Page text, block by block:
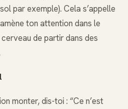
par exemple). Cela s’appelle
ton attention dans le
de partir dans des
monter, dis-toi : “Ce n’est